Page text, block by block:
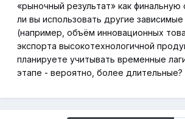
«рыночный результат» как
ли вы использовать другие
(например, объём инновационных
экспорта высокотехнологичной
планируете учитывать временные
этапе - вероятно, более длительные?